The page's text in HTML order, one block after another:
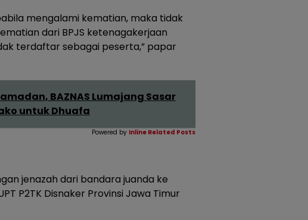
mengalami kematian, maka tidak
dari BPJS ketenagakerjaan
terdaftar sebagai peserta,” papar
BAZNAS Lumajang Sasar
untuk Dhuafa
Powered by Inline Related Posts
jenazah dari bandara juanda ke
P2TK Disnaker Provinsi Jawa Timur